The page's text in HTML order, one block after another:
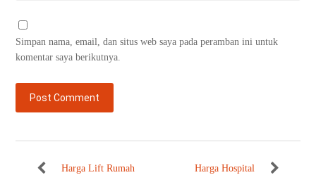
Simpan nama, email, dan situs web saya pada peramban ini untuk
komentar saya berikutnya.
Harga Lift Rumah
Harga Hospital